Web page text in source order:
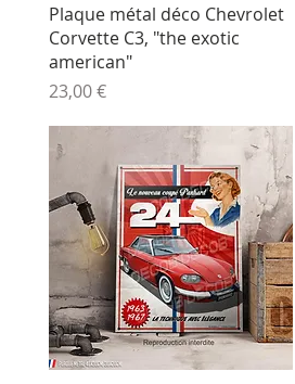
Aperçu rapide
Plaque métal déco Chevrolet
Corvette C3, "the exotic
american"
Prix
23,00 €